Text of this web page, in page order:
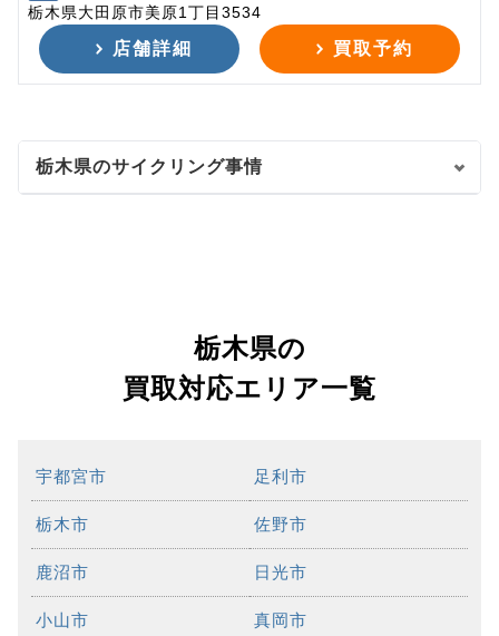
栃木県大田原市美原1丁目3534
店舗詳細 買取予約
栃木県のサイクリング事情
栃木県の
買取対応エリア一覧
宇都宮市 足利市
栃木市 佐野市
鹿沼市 日光市
小山市 真岡市